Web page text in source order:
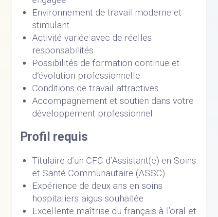
Environnement de travail moderne et
stimulant
Activité variée avec de réelles
responsabilités
Possibilités de formation continue et
d’évolution professionnelle
Conditions de travail attractives
Accompagnement et soutien dans votre
développement professionnel
Profil requis
Titulaire d’un CFC d’Assistant(e) en Soins
et Santé Communautaire (ASSC)
Expérience de deux ans en soins
hospitaliers aigus souhaitée
Excellente maîtrise du français à l’oral et